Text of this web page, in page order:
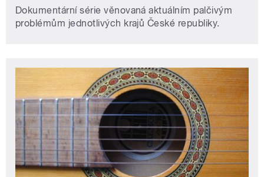
Dokumentární série věnovaná aktuálním palčivým
problémům jednotlivých krajů České republiky.